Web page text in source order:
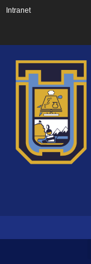
Intranet